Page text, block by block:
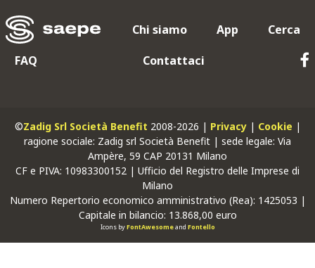
Chi siamo App
Cerca
FAQ
Contattaci
©Zadig Srl Società Benefit 2008-2026 | Privacy| Cookie |
ragione sociale: Zadig srl Società Benefit | sede legale: Via
Ampère, 59 CAP 20131 Milano
CF e PIVA: 10983300152 | Ufficio del Registro delle Imprese di
Milano
Numero Repertorio economico amministrativo (Rea): 1425053 |
Capitale in bilancio: 13.868,00 euro
Icons byFontAwesomeand Fontello